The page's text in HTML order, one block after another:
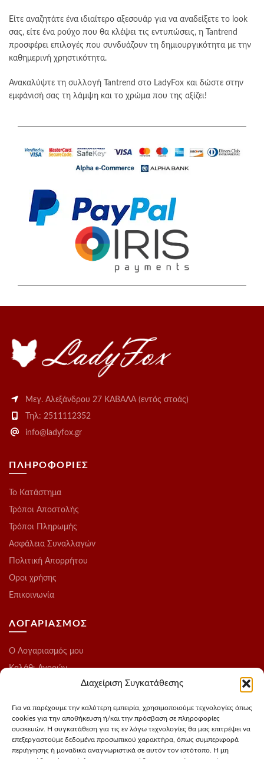
Διαχείριση Συγκατάθεσης
Για να παρέχουμε την καλύτερη εμπειρία, χρησιμοποιούμε τεχνολογίες όπως
cookies για την αποθήκευση ή/και την πρόσβαση σε πληροφορίες
συσκευών. Η συγκατάθεση για τις εν λόγω τεχνολογίες θα μας επιτρέψει να
επεξεργαστούμε δεδομένα προσωπικού χαρακτήρα, όπως συμπεριφορά
περιήγησης ή μοναδικά αναγνωριστικά σε αυτόν τον ιστότοπο. Η μη
Είτε αναζητάτε ένα ιδιαίτερο αξεσουάρ για να αναδείξετε το look
σας, είτε ένα ρούχο που θα κλέψει τις εντυπώσεις, η Tantrend
προσφέρει επιλογές που συνδυάζουν τη δημιουργικότητα με την
καθημερινή χρηστικότητα.
Ανακαλύψτε τη συλλογή Tantrend στο LadyFox και δώστε στην
εμφάνισή σας τη λάμψη και το χρώμα που της αξίζει!
Μεγ. Αλεξάνδρου 27 ΚΑΒΑΛΑ (εντός στοάς)
Τηλ: 2511112352
info@ladyfox.gr
ΠΛΗΡΟΦΟΡΙΕΣ
Το Kατάστημα
Τρόποι Αποστολής
Τρόποι Πληρωμής
Ασφάλεια Συναλλαγών
Πολιτική Απορρήτου
Οροι χρήσης
Επικοινωνία
ΛΟΓΑΡΙΑΣΜΟΣ
O Λογαριασμός μου
Καλάθι Αγορών
Ολοκλήρωση Παραγγελίας
Blog
ΑΚΟΛΟΥΘΗΣΤΕ ΜΑΣ